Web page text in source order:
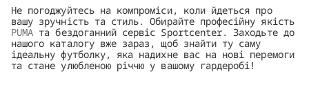
Не погоджуйтесь на компроміси, коли йдеться про
вашу зручність та стиль. Обирайте професійну якість
PUMA та бездоганний сервіс Sportcenter. Заходьте до
нашого каталогу вже зараз, щоб знайти ту саму
ідеальну футболку, яка надихне вас на нові перемоги
та стане улюбленою річчю у вашому гардеробі!